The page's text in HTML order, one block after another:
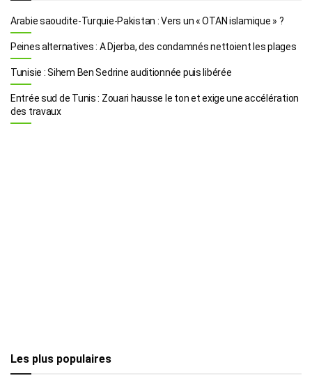
Arabie saoudite-Turquie-Pakistan : Vers un « OTAN islamique » ?
Peines alternatives : A Djerba, des condamnés nettoient les plages
Tunisie : Sihem Ben Sedrine auditionnée puis libérée
Entrée sud de Tunis : Zouari hausse le ton et exige une accélération
des travaux
Les plus populaires